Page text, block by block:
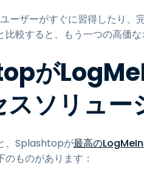
ーザーがすぐに習得したり
較すると、もう一つの高価な
が
ソリュー
、Splashtopが最高の
ものがあります：